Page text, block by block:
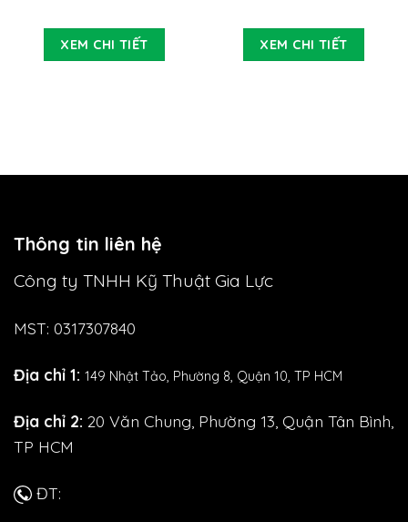
XEM CHI TIẾT XEM CHI TIẾT
Thông tin liên hệ
Công ty TNHH Kỹ Thuật Gia Lực
MST: 0317307840
Địa chỉ 1: 149 Nhật Tảo, Phường 8, Quận 10, TP HCM
Địa chỉ 2: 20 Văn Chung, Phường 13, Quận Tân Bình,
TP HCM
ĐT: